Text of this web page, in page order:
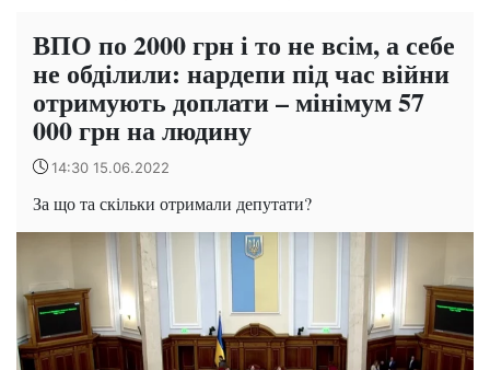
ВПО по 2000 грн і то не всім, а себе
не обділили: нардепи під час війни
отримують доплати – мінімум 57
000 грн на людину
14:30 15.06.2022
За що та скільки отримали депутати?